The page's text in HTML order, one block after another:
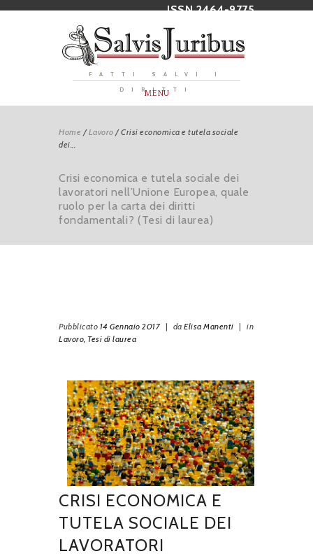
ISSN 2464-9775
FATTI SALVI I
DIRITTI
MENU
Home /Lavoro /Crisi economica e tutela sociale
dei...
Crisi economica e tutela sociale dei
lavoratori nell’Unione Europea, quale
ruolo per la carta dei diritti
fondamentali? (Tesi di laurea)
Pubblicato 14 Gennaio 2017 | da Elisa Manenti | in
Lavoro, Tesi di laurea
CRISI ECONOMICA E
TUTELA SOCIALE DEI
LAVORATORI